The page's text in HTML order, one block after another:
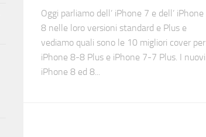
Oggi parliamo dell’ iPhone 7 e dell’ iPhone
8 nelle loro versioni standard e Plus e
vediamo quali sono le 10 migliori cover per
iPhone 8-8 Plus e iPhone 7-7 Plus. I nuovi
iPhone 8 ed 8...